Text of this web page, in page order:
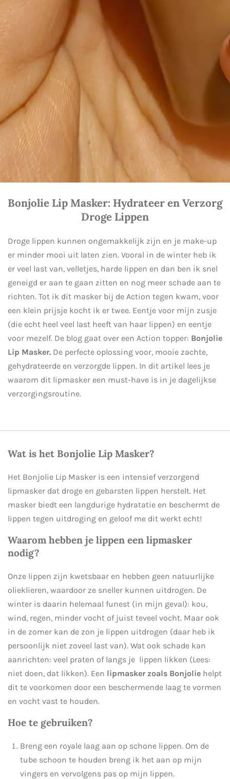
Bonjolie Lip Masker: Hydrateer en Verzorg
Droge Lippen
Droge lippen kunnen ongemakkelijk zijn en je make-up
er minder mooi uit laten zien. Vooral in de winter heb ik
er veel last van, velletjes, harde lippen en dan ben ik snel
geneigd er aan te gaan zitten en nog meer schade aan te
richten. Tot ik dit masker bij de Action tegen kwam, voor
een klein prijsje kocht ik er twee. Eentje voor mijn zusje
(die echt heel veel last heeft van haar lippen) en eentje
voor mezelf. De blog gaat over een Action topper: Bonjolie
Lip Masker. De perfecte oplossing voor, mooie zachte,
gehydrateerde en verzorgde lippen. In dit artikel lees je
waarom dit lipmasker een must-have is in je dagelijkse
verzorgingsroutine.
Wat is het Bonjolie Lip Masker?
Het Bonjolie Lip Masker is een intensief verzorgend
lipmasker dat droge en gebarsten lippen herstelt. Het
masker biedt een langdurige hydratatie en beschermt de
lippen tegen uitdroging en geloof me dit werkt echt!
Waarom hebben je lippen een lipmasker
nodig?
Onze lippen zijn kwetsbaar en hebben geen natuurlijke
olieklieren, waardoor ze sneller kunnen uitdrogen. De
winter is daarin helemaal funest (in mijn geval): kou,
wind, regen, minder vocht of juist teveel vocht. Maar ook
in de zomer kan de zon je lippen uitdrogen (daar heb ik
persoonlijk niet zoveel last van). Wat ook schade kan
aanrichten: veel praten of langs je lippen likken (Lees:
niet doen, dat likken). Een lipmasker zoals Bonjolie helpt
dit te voorkomen door een beschermende laag te vormen
en vocht vast te houden.
Hoe te gebruiken?
Breng een royale laag aan op schone lippen. Om de
tube schoon te houden breng ik het aan op mijn
vingers en vervolgens pas op mijn lippen.